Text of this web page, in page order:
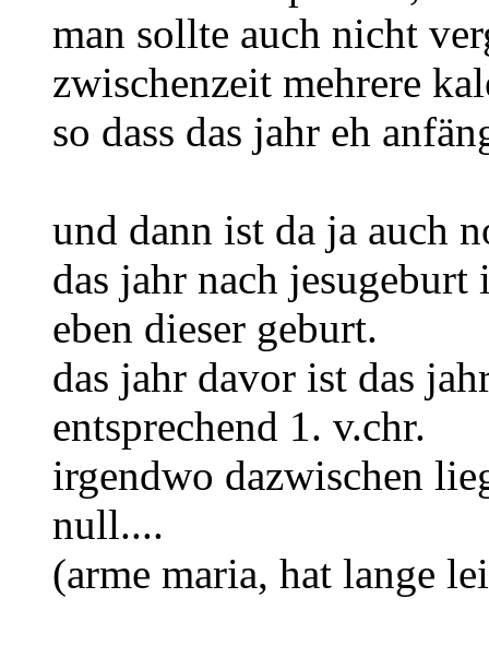
man sollte auch nicht
zwischenzeit mehrere
so dass das jahr eh
und dann ist da ja auch
das jahr nach
eben dieser geburt.
das jahr davor ist das
entsprechend 1. v.chr.
irgendwo dazwischen
null....
(arme maria, hat lange